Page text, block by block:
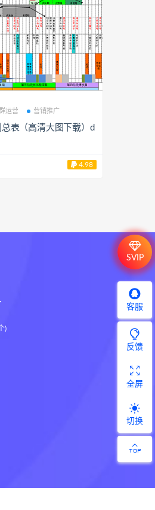
运营 营销推广
表（高清大图下载）d
4.98
)
SVIP
客服
反馈
全屏
切换